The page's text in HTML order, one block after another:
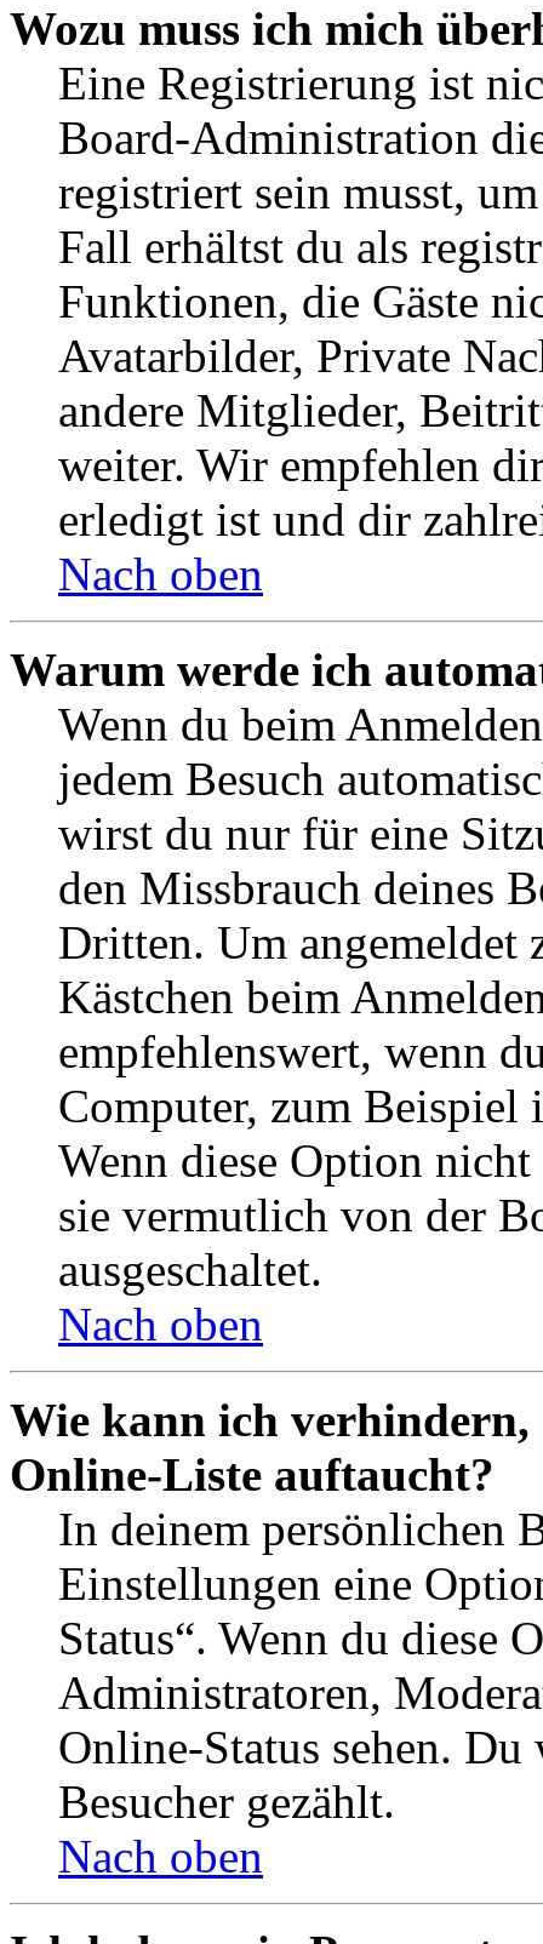
Wozu muss ich mich
Eine Registrierung ist
Board-Administration
registriert sein musst,
Fall erhältst du als
Funktionen, die Gäste
Avatarbilder, Private
andere Mitglieder,
weiter. Wir empfehlen
erledigt ist und dir
Nach oben
Warum werde ich
Wenn du beim
jedem Besuch
wirst du nur für eine
den Missbrauch deines
Dritten. Um angemeldet
Kästchen beim
empfehlenswert, wenn
Computer, zum Beispiel
Wenn diese Option
sie vermutlich von der
ausgeschaltet.
Nach oben
Wie kann ich verhindern,
Online-Liste auftaucht?
In deinem persönlichen
Einstellungen eine
Status“. Wenn du diese
Administratoren,
Online-Status sehen.
Besucher gezählt.
Nach oben